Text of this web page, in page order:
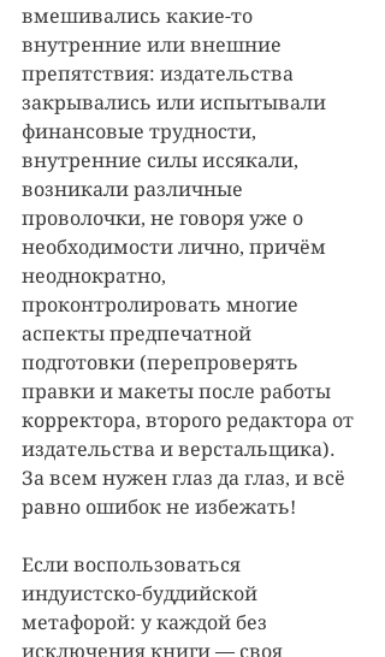
вмешивались какие-то
внутренние или внешние
препятствия: издательства
закрывались или испытывали
финансовые трудности,
внутренние силы иссякали,
возникали различные
проволочки, не говоря уже о
необходимости лично, причём
неоднократно,
проконтролировать многие
аспекты предпечатной
подготовки (перепроверять
правки и макеты после работы
корректора, второго редактора от
издательства и верстальщика).
За всем нужен глаз да глаз, и всё
равно ошибок не избежать!
Если воспользоваться
индуистско-буддийской
метафорой: у каждой без
исключения книги — своя